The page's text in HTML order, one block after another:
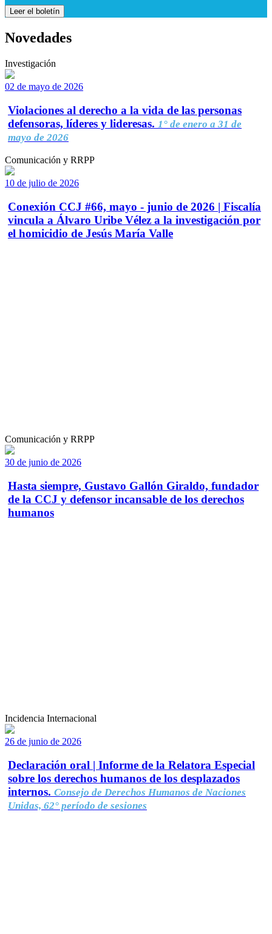
Leer el boletín
Novedades
Investigación
02 de mayo de 2026
Violaciones al derecho a la vida de las personas
defensoras, líderes y lideresas. 1° de enero a 31 de
mayo de 2026
Comunicación y RRPP
10 de julio de 2026
Conexión CCJ #66, mayo - junio de 2026 | Fiscalía
vincula a Álvaro Uribe Vélez a la investigación por
el homicidio de Jesús María Valle
Comunicación y RRPP
30 de junio de 2026
Hasta siempre, Gustavo Gallón Giraldo, fundador
de la CCJ y defensor incansable de los derechos
humanos
Incidencia Internacional
26 de junio de 2026
Declaración oral | Informe de la Relatora Especial
sobre los derechos humanos de los desplazados
internos. Consejo de Derechos Humanos de Naciones
Unidas, 62° período de sesiones